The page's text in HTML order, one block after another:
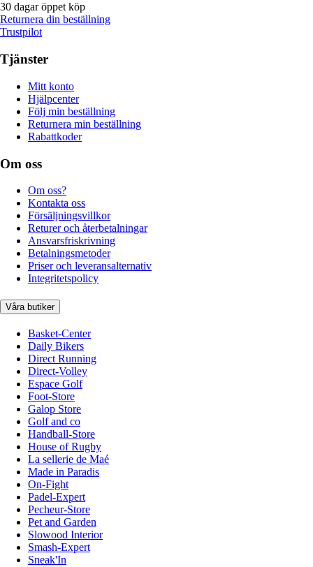
30 dagar öppet köp
Returnera din beställning
Trustpilot
Tjänster
Mitt konto
Hjälpcenter
Följ min beställning
Returnera min beställning
Rabattkoder
Om oss
Om oss?
Kontakta oss
Försäljningsvillkor
Returer och återbetalningar
Ansvarsfriskrivning
Betalningsmetoder
Priser och leveransalternativ
Integritetspolicy
Våra butiker
Basket-Center
Daily Bikers
Direct Running
Direct-Volley
Espace Golf
Foot-Store
Galop Store
Golf and co
Handball-Store
House of Rugby
La sellerie de Maé
Made in Paradis
On-Fight
Padel-Expert
Pecheur-Store
Pet and Garden
Slowood Interior
Smash-Expert
Sneak'In